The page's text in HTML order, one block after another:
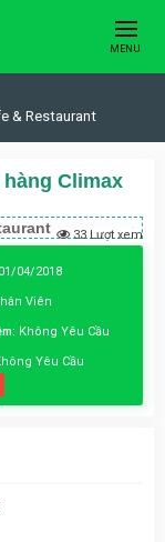
MENU
& Restaurant
Climax
33 Lượt xem
01/04/2018
Viên
Không Yêu Cầu
Yêu Cầu